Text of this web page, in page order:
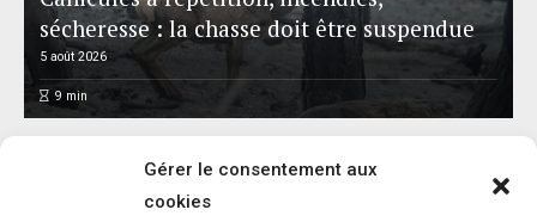
Gérer le consentement aux
cookies
sécheresse : la chasse doit être suspendue
5 août 2026
9 min